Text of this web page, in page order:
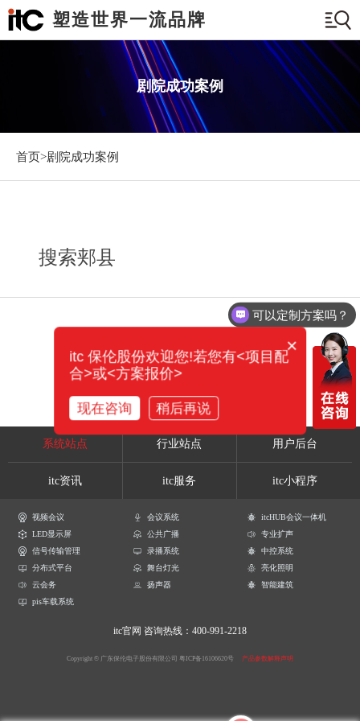
塑造世界一流品牌
剧院成功案例
首页>剧院成功案例
搜索郏县
系统站点 行业站点 用户后台
itc资讯 itc服务 itc小程序
视频会议 会议系统
itcHUB会议一体机
LED显示屏
公共广播
专业扩声
信号传输管理
录播系统
中控系统
分布式平台
舞台灯光
亮化照明
云会务
扬声器
智能建筑
pis车载系统
itc官网 咨询热线：400-991-2218
Copyright © 广东保伦电子股份有限公司 粤ICP备16106620号 产品参数解释声明
可以定制方案吗？
×
itc 保伦股份欢迎您!若您有<项目配
合>或<方案报价>
现在咨询 稍后再说